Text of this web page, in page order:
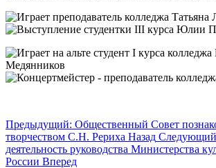
Предыдущий: Общественный Совет
творчеством С.Н. Рериха Назад
деятельность руководства Министерства
России Вперед